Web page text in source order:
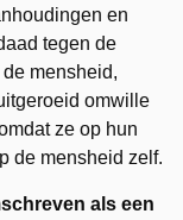
en
tegen de
mensheid,
omwille
ze op hun
de mensheid zelf.
als een